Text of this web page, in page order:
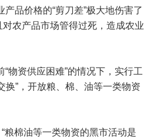
品价格的“剪刀差”极大地伤害了
农产品市场管得过死，造成农业
物资供应困难”的情况下，实行工
换”，开放粮、棉、油等一类物资
粮棉油等一类物资的黑市活动是